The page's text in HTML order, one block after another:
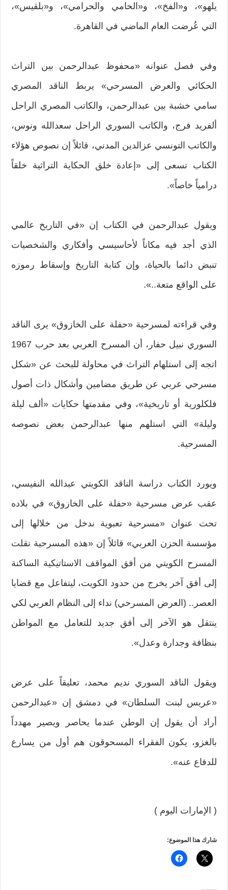
يلهو»، و«الفخ»، و«الحامي والحرامي»، و«بلقيس»،
التي عُرضت العام الماضي في القاهرة.
وفي فصل عنوانه «محفوظ عبدالرحمن بين التراث
الحكائي والعرض المسرحي» يربط الناقد المصري
سامي خشبة بين عبدالرحمن، والكاتب المصري الراحل
ألفريد فرج، والكاتب السوري الراحل سعدالله ونوس،
والكاتب التونسي عزالدين المدني، قائلاً إن نصوص هؤلاء
الكتاب تسعى إلى «إعادة خلق الحكاية التراثية خلقاً
درامياً خاصاً».
ويقول عبدالرحمن في الكتاب إن «في التاريخ عالمي
الذي أجد فيه مكاناً لأحاسيسي وأفكاري والشخصيات
تنبض دائما بالحياة، وإن كتابة التاريخ وإسقاط رموزه
على الواقع متعة..».
وفي قراءته لمسرحية «حفلة على الخازوق» يرى الناقد
السوري نبيل حفار، أن المسرح العربي بعد حرب ‬1967
اتجه إلى استلهام التراث في محاولة للبحث عن «شكل
مسرحي عربي عن طريق مضامين وأشكال ذات أصول
فلكلورية أو تاريخية»، وفي مقدمتها حكايات «ألف ليلة
وليلة» التي استلهم منها عبدالرحمن بعض نصوصه
المسرحية.
ويورد الكتاب دراسة الناقد الكويتي عبدالله النفيسي،
عقب عرض مسرحية «حفلة على الخازوق» في بلاده
تحت عنوان «مسرحية تعبوية ندخل من خلالها إلى
مؤسسة الحزن العربي» قائلاً إن «هذه المسرحية نقلت
المسرح الكويتي من أفق المواقف الاستاتيكية الساكنة
إلى أفق آخر يخرج من حدود الكويت، ليتفاعل مع قضايا
العصر.. (العرض المسرحي) نداء إلى النظام العربي لكي
ينتقل هو الآخر إلى أفق جديد للتعامل مع المواطن
بنظافة وجدارة وعدل».
ويقول الناقد السوري نديم محمد، تعليقاً على عرض
«عريس لبنت السلطان» في دمشق إن «عبدالرحمن
أراد أن يقول إن الوطن عندما يحاصر ويصير مهدداً
بالغزو، يكون الفقراء المسحوقون هم أول من يسارع
للدفاع عنه».
( الإمارات اليوم )
شارك هذا الموضوع: